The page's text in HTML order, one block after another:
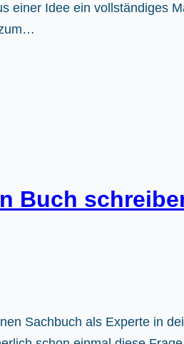
einer Idee ein vollständiges
Buch
Sachbuch als Experte in